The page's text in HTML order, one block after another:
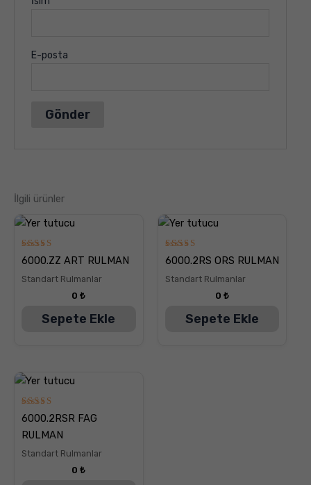
E-posta
İlgili ürünler
5
üzerinden
oy aldı
6000.ZZ ART RULMAN
Standart Rulmanlar
0₺
Sepete Ekle
5
üzerinden
oy aldı
6000.2RS ORS RULMAN
Standart Rulmanlar
0 ₺
Sepete Ekle
5
üzerinden
5.00
oy aldı
6000.2RSR FAG
RULMAN
Standart Rulmanlar
0₺